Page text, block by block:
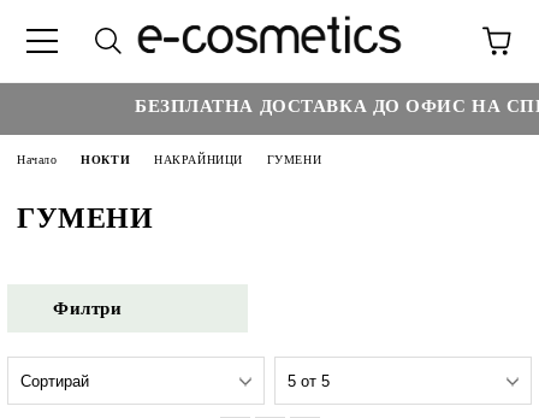
БЕЗПЛАТНА ДОСТАВКА ДО ОФИС НА
Начало НОКТИ НАКРАЙНИЦИ ГУМЕНИ
ГУМЕНИ
Филтри